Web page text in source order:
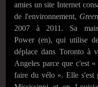
amies un site Internet
de l'environnement,
2007 à 2011. Sa
Power (en), qui utilise
déplace dans Toronto à
Angeles parce que c'est
faire du vélo ». Elle s'est